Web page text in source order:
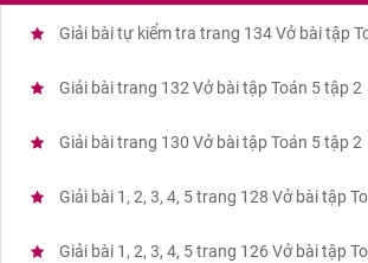
Giải bài tự kiểm tra trang 134 Vở bài tập
Giải bài trang 132 Vở bài tập Toán 5 tập 2
Giải bài trang 130 Vở bài tập Toán 5 tập 2
Giải bài 1, 2, 3, 4, 5 trang 128 Vở bài tập
Giải bài 1, 2, 3, 4, 5 trang 126 Vở bài tập